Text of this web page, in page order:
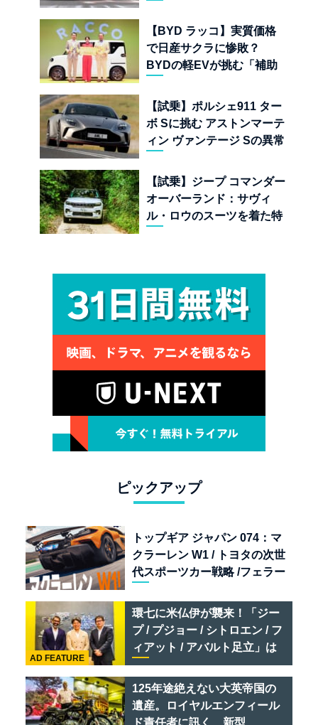
【BYD ラッコ】実質価格
で日産サクラに惨敗？
BYDの軽EVが挑む「補助
界
【試乗】ポルシェ911 ター
ボ Sに挑む アストンマーテ
ィン ヴァンテージ Sの異常
狂気
【試乗】ジープ コマンダー
オーバーランド：サヴィ
ル・ロウのスーツを着た特
ピックアップ
トップギア ジャパン 074：マ
クラーレン W1 / トヨタの次世
代スポーツカー戦略 /フェラー
リオ /ベントレー スーパース
ポーツ
環七に米仏伊が襲来！「ジー
プ / プジョー / シトロエン / フ
ィアット / アバルト足立」は
クルマのセレクトショップで
ある
AD FEATURE
125年途絶えない大英帝国の
遺産。ロイヤルエンフィール